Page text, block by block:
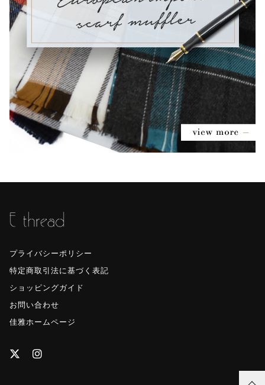
プライバシーポリシー
特定商取引法に基づく表記
ショッピングガイド
お問い合わせ
佳雅ホームページ